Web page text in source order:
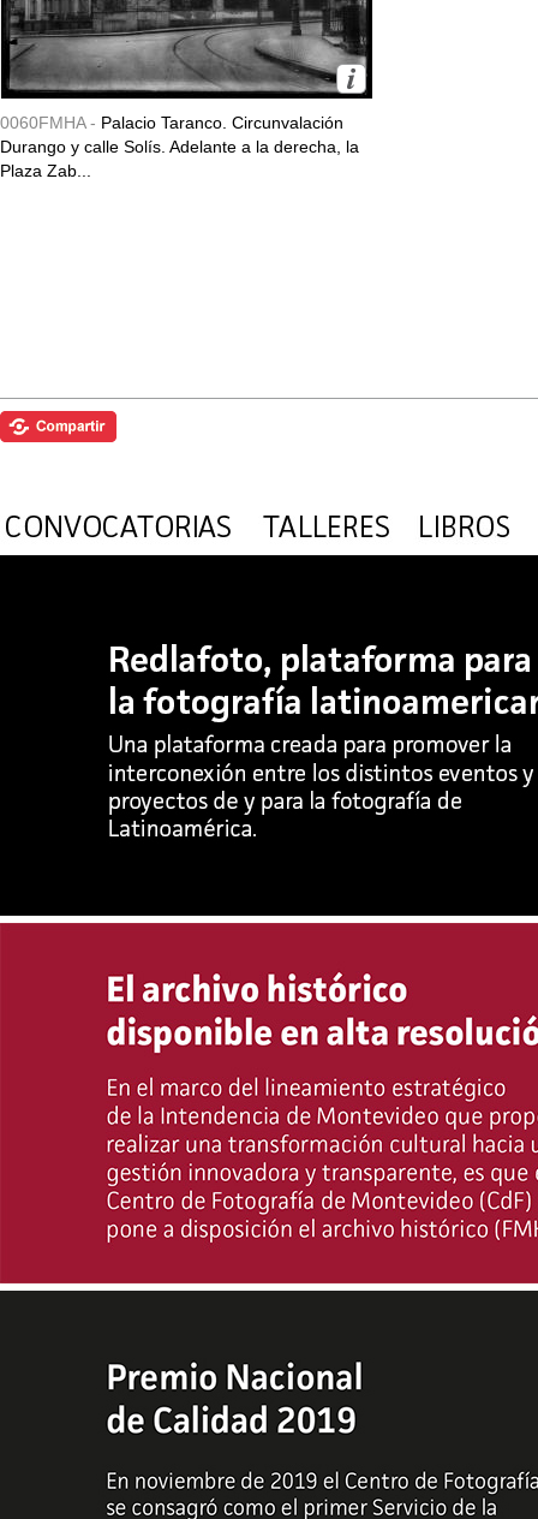
0060FMHA - Palacio Taranco. Circunvalación
Durango y calle Solís. Adelante a la derecha, la
Plaza Zab...